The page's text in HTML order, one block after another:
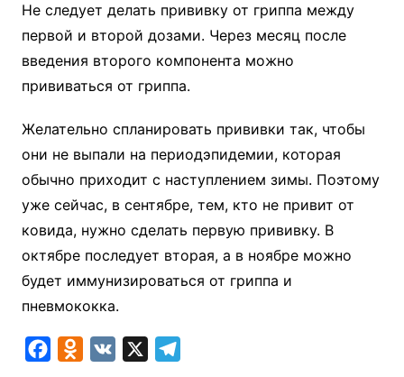
Не следует делать прививку от гриппа между
первой и второй дозами. Через месяц после
введения второго компонента можно
прививаться от гриппа.
Желательно спланировать прививки так, чтобы
они не выпали на периодэпидемии, которая
обычно приходит с наступлением зимы. Поэтому
уже сейчас, в сентябре, тем, кто не привит от
ковида, нужно сделать первую прививку. В
октябре последует вторая, а в ноябре можно
будет иммунизироваться от гриппа и
пневмококка.